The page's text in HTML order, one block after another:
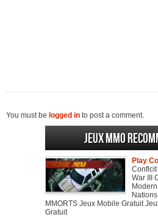
You must be logged in to post a comment.
Jeux MMO
Play
Conflcit
War III
MMORTS Jeux Mobile Gratuit
Gratuit